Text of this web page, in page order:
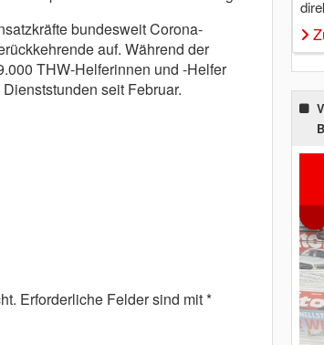
bundesweit Corona-
auf. Während der
THW-Helferinnen und -Helfer
seit Februar.
Erforderliche Felder sind mit*